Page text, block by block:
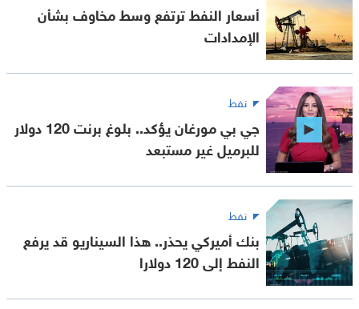
أسعار النفط ترتفع وسط مخاوف بشأن
الإمدادات
نفط
جي بي مورغان يؤكد.. بلوغ برنت 120 دولار
للبرميل غير مستبعد
نفط
بنك أميركي يحذر.. هذا السيناريو قد يرفع
النفط إلى 120 دولارا